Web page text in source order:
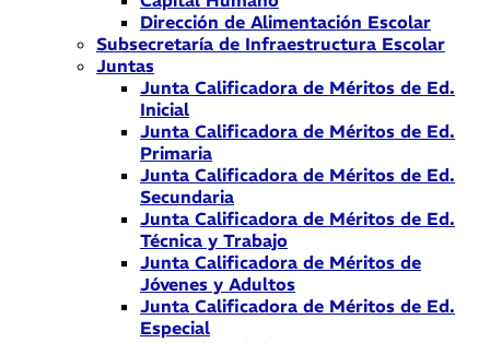
Dirección de Alimentación Escolar
Subsecretaría de Infraestructura Escolar
Juntas
Junta Calificadora de Méritos de Ed.
Inicial
Junta Calificadora de Méritos de Ed.
Primaria
Junta Calificadora de Méritos de Ed.
Secundaria
Junta Calificadora de Méritos de Ed.
Técnica y Trabajo
Junta Calificadora de Méritos de
Jóvenes y Adultos
Junta Calificadora de Méritos de Ed.
Especial